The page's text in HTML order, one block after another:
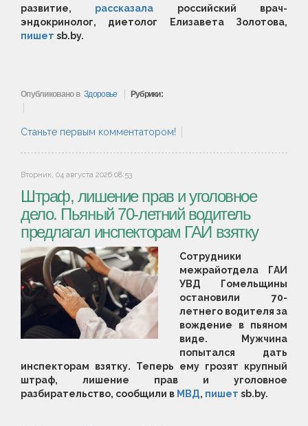
развитие, рассказала российский врач-
эндокринолог, диетолог Елизавета Золотова,
пишет sb.by.
Опубликовано в Здоровье Рубрики:
Станьте первым комментатором!
Вторник, 04 августа 2026 08:53
Штраф, лишение прав и уголовное
дело. Пьяный 70-летний водитель
предлагал инспекторам ГАИ взятку
Сотрудники
межрайотдела ГАИ
УВД Гомельщины
остановили 70-
летнего водителя за
вождение в пьяном
виде. Мужчина
попытался дать
инспекторам взятку. Теперь ему грозят крупный
штраф, лишение прав и уголовное
разбирательство, сообщили в МВД, пишет sb.by.